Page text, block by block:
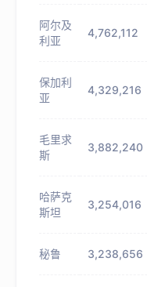
阿尔及
利亚
4,762,112
保加利
亚
4,329,216
毛里求
斯
3,882,240
哈萨克
斯坦
3,254,016
秘鲁 3,238,656